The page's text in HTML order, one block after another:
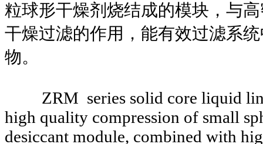
粒球形干燥剂烧结成的模块，与
干燥过滤的作用，能有效过滤系
物。
ZRM series solid core liquid
high quality compression of small
desiccant module, combined with